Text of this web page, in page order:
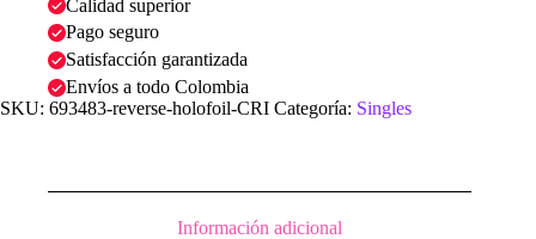
Calidad superior
Pago seguro
Satisfacción garantizada
Envíos a todo Colombia
SKU: 693483-reverse-holofoil-CRI Categoría: Singles
Información adicional